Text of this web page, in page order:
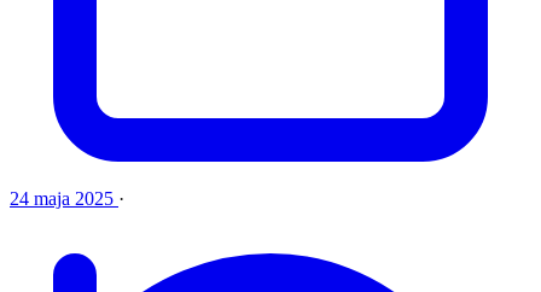
24 maja 2025 ·